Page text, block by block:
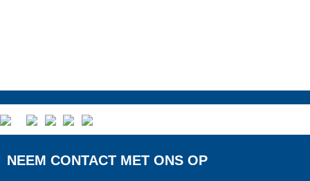
NEEM CONTACT MET ONS OP